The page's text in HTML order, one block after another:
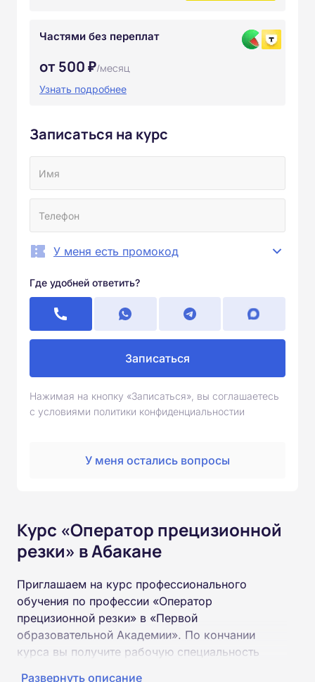
Частями без переплат
от 500 ₽/месяц
Узнать подробнее
Записаться на курс
У меня есть промокод
Где удобней ответить?
Записаться
Нажимая на кнопку «Записаться», вы соглашаетесь
с условиями политики конфиденциальностии
У меня остались вопросы
Курс «Оператор прецизионной
резки» в Абакане
Приглашаем на курс профессионального
обучения по профессии «Оператор
прецизионной резки» в «Первой
образовательной Академии». По кончании
курса вы получите рабочую специальность
Развернуть описание